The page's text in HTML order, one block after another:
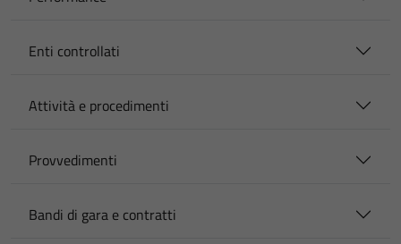
Enti controllati
Attività e procedimenti
Provvedimenti
Bandi di gara e contratti